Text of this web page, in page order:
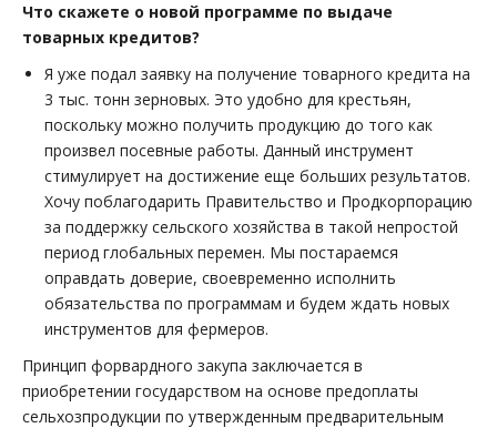
Что скажете о новой программе по выдаче
товарных кредитов?
Я уже подал заявку на получение товарного кредита на
3 тыс. тонн зерновых. Это удобно для крестьян,
поскольку можно получить продукцию до того как
произвел посевные работы. Данный инструмент
стимулирует на достижение еще больших результатов.
Хочу поблагодарить Правительство и Продкорпорацию
за поддержку сельского хозяйства в такой непростой
период глобальных перемен. Мы постараемся
оправдать доверие, своевременно исполнить
обязательства по программам и будем ждать новых
инструментов для фермеров.
Принцип форвардного закупа заключается в
приобретении государством на основе предоплаты
сельхозпродукции по утвержденным предварительным